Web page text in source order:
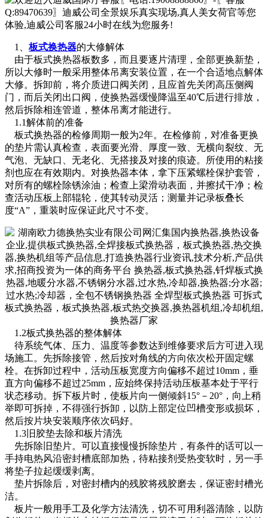
1、 板式换热器的大修解体
由于板式换热器板数多，而且要逐片清理，全部更换新垫，
所以大修时一般采用整体吊离安装位置，在一个合适地点解体
大修。拆卸前，将介质进口阀关闭，且应首先关闭高压侧阀
门，而后关闭出口阀，使换热器缓慢降温至40℃后进行排放，
然后拆除相连管道，整体吊离才能进行。
1.1解体前的准备
板式换热器的检修周期一般为2年。在检修前，对准备更换
的垫片需认真检查，表面要光滑、厚度一致、无横向裂纹、无
气泡、无缺口、无老化、无搭接及对接的痕迹。所使用的粘接
剂也应在有效期内。对换热器本体，拿下压紧螺栓保护套管，
对所有的螺栓除锈涂油；检查上梁滑动表面，并擦拭干净；检
查活动压板上部辊轮，使其转动灵活；测量并记录板叠长
度“A”，重装时应保证此尺寸不变。
1.2板式换热器的整体解体
待系统气体、压力、温度等参数达到维修要求后方可进入现
场施工。先拆除接管，然后按对角线的方向依次松开固定螺
栓。在拆卸过程中，活动压板宽度方向偏移不超过10mm，垂
直方向偏移不超过25mm，应始终保持活动压板基本处于平行
状态移动。拆下板片时，使板片向一侧倾斜15°－20°，向上稍
举即可拆掉，不得强行拆卸，以防上部定位凹槽变形或损坏，
然后按片块安装顺序依次码好。
1.3旧胶垫去除和板片清洗
先拆除旧垫片。可以直接慢慢拆除垫片，有条件的话可以一
手持电热风沿密封槽底部加热，待粘接剂受热变软时，另一手
将垫子拉起缓缓剥离。
垫片拆除后，对密封槽内的残胶将残胶磨去，保证密封槽光
洁。
板片一般用手工及化学方法清洗，切不可用利器清除，以防